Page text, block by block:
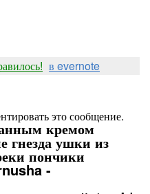
в evernote
это сообщение.
кремом
гнезда ушки из
пончики
-